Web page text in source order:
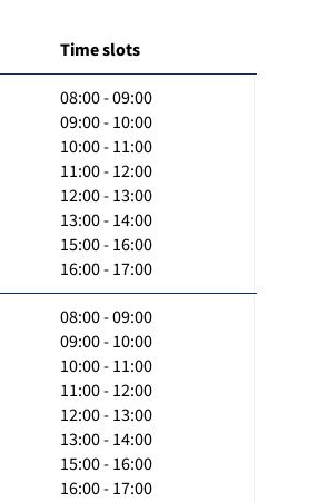
Time slots
08:00 - 09:00
09:00 - 10:00
10:00 - 11:00
11:00 - 12:00
12:00 - 13:00
13:00 - 14:00
15:00 - 16:00
16:00 - 17:00
08:00 - 09:00
09:00 - 10:00
10:00 - 11:00
11:00 - 12:00
12:00 - 13:00
13:00 - 14:00
15:00 - 16:00
16:00 - 17:00